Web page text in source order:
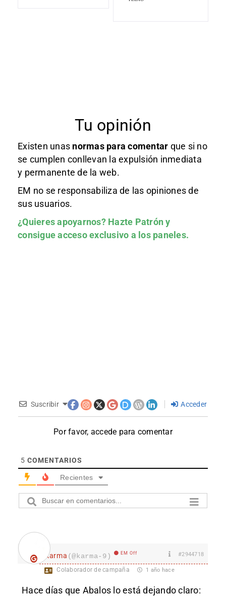
Tu opinión
Existen unas normas para comentar que si no
se cumplen conllevan la expulsión inmediata
y permanente de la web.
EM no se responsabiliza de las opiniones de
sus usuarios.
¿Quieres apoyarnos? Hazte Patróny
consigue acceso exclusivo a los paneles.
Suscribir Acceder
Por favor, accede para comentar
5 COMENTARIOS
Recientes
karma (@karma-9) EM Off #2944718
Colaborador de campaña 1 año hace
Hace días que Abalos lo está dejando claro: